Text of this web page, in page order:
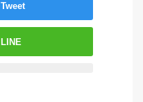
Tweet
LINE